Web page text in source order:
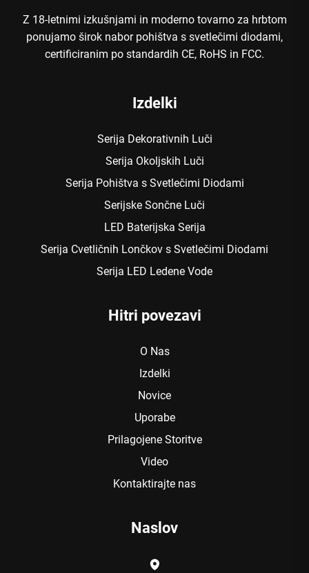
Z 18-letnimi izkušnjami in moderno tovarno za hrbtom
ponujamo širok nabor pohištva s svetlečimi diodami,
certificiranim po standardih CE, RoHS in FCC.
Izdelki
Serija Dekorativnih Luči
Serija Okoljskih Luči
Serija Pohištva s Svetlečimi Diodami
Serijske Sončne Luči
LED Baterijska Serija
Serija Cvetličnih Lončkov s Svetlečimi Diodami
Serija LED Ledene Vode
Hitri povezavi
O Nas
Izdelki
Novice
Uporabe
Prilagojene Storitve
Video
Kontaktirajte nas
Naslov